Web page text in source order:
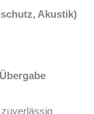
Akustik)